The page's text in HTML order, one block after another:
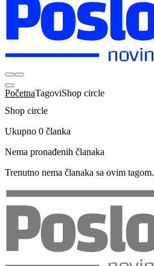
PočetnaTagoviShop circle
Shop circle
Ukupno 0 članka
Nema pronađenih članaka
Trenutno nema članaka sa ovim tagom.